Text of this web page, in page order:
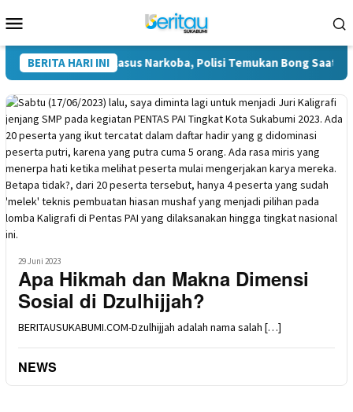
ke
Mobile
BERITA HARI INI
Terlibat Kasus Narkoba, Polisi Temukan Bong Saat
29 Juni 2023
Apa Hikmah dan Makna Dimensi
Sosial di Dzulhijjah?
BERITAUSUKABUMI.COM-Dzulhijjah adalah nama salah […]
NEWS